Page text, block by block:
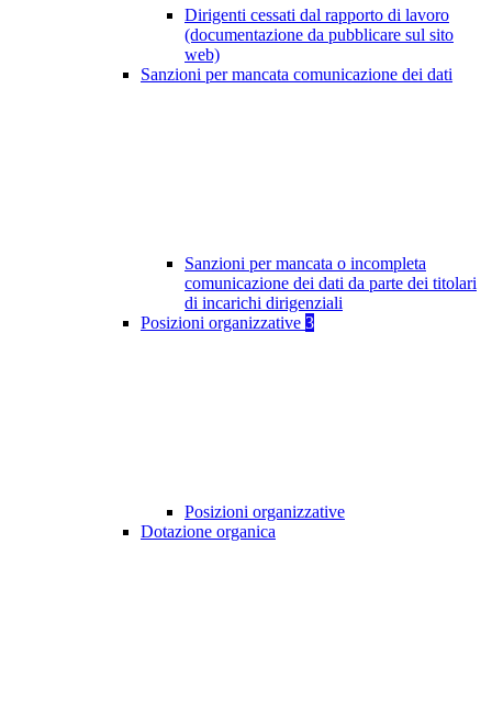
Dirigenti cessati dal rapporto di lavoro
(documentazione da pubblicare sul sito
web)
Sanzioni per mancata comunicazione dei dati
Sanzioni per mancata o incompleta
comunicazione dei dati da parte dei titolari
di incarichi dirigenziali
Posizioni organizzative 3
Posizioni organizzative
Dotazione organica